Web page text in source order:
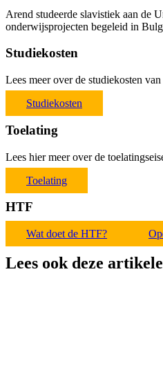
Arend studeerde slavistiek aan de
onderwijsprojecten begeleid in
Studiekosten
Lees meer over de studiekosten
Studiekosten
Toelating
Lees hier meer over de
Toelating
HTF
Wat doet de HTF?
Lees ook deze